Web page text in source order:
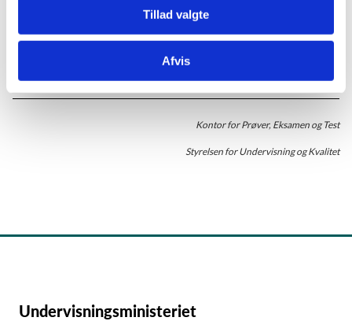
Tillad valgte
Afvis
Kontor for Prøver, Eksamen og Test
Styrelsen for Undervisning og Kvalitet
Undervisningsministeriet